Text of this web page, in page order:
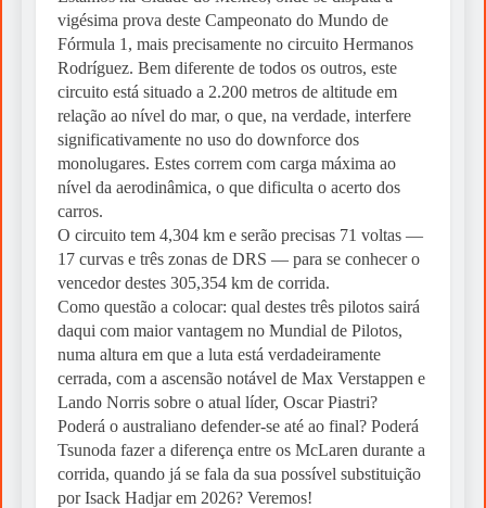
vigésima prova deste Campeonato do Mundo de
Fórmula 1, mais precisamente no circuito Hermanos
Rodríguez. Bem diferente de todos os outros, este
circuito está situado a 2.200 metros de altitude em
relação ao nível do mar, o que, na verdade, interfere
significativamente no uso do downforce dos
monolugares. Estes correm com carga máxima ao
nível da aerodinâmica, o que dificulta o acerto dos
carros.
O circuito tem 4,304 km e serão precisas 71 voltas —
17 curvas e três zonas de DRS — para se conhecer o
vencedor destes 305,354 km de corrida.
Como questão a colocar: qual destes três pilotos sairá
daqui com maior vantagem no Mundial de Pilotos,
numa altura em que a luta está verdadeiramente
cerrada, com a ascensão notável de Max Verstappen e
Lando Norris sobre o atual líder, Oscar Piastri?
Poderá o australiano defender-se até ao final? Poderá
Tsunoda fazer a diferença entre os McLaren durante a
corrida, quando já se fala da sua possível substituição
por Isack Hadjar em 2026? Veremos!